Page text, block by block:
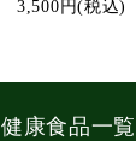
3,500円(税込)
健康食品一